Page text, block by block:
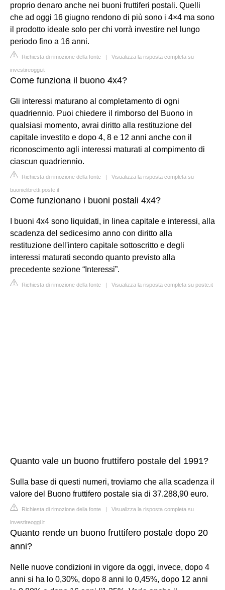
proprio denaro anche nei buoni fruttiferi postali. Quelli
che ad oggi 16 giugno rendono di più sono i 4×4 ma sono
il prodotto ideale solo per chi vorrà investire nel lungo
periodo fino a 16 anni.
Richiesta di rimozione della fonte | Visualizza la risposta completa su
investireoggi.it
Come funziona il buono 4x4?
Gli interessi maturano al completamento di ogni
quadriennio. Puoi chiedere il rimborso del Buono in
qualsiasi momento, avrai diritto alla restituzione del
capitale investito e dopo 4, 8 e 12 anni anche con il
riconoscimento agli interessi maturati al compimento di
ciascun quadriennio.
Richiesta di rimozione della fonte | Visualizza la risposta completa su
buonielibretti.poste.it
Come funzionano i buoni postali 4x4?
I buoni 4x4 sono liquidati, in linea capitale e interessi, alla
scadenza del sedicesimo anno con diritto alla
restituzione dell'intero capitale sottoscritto e degli
interessi maturati secondo quanto previsto alla
precedente sezione “Interessi”.
Richiesta di rimozione della fonte | Visualizza la risposta completa su poste.it
Quanto vale un buono fruttifero postale del 1991?
Sulla base di questi numeri, troviamo che alla scadenza il
valore del Buono fruttifero postale sia di 37.288,90 euro.
Richiesta di rimozione della fonte | Visualizza la risposta completa su
investireoggi.it
Quanto rende un buono fruttifero postale dopo 20
anni?
Nelle nuove condizioni in vigore da oggi, invece, dopo 4
anni si ha lo 0,30%, dopo 8 anni lo 0,45%, dopo 12 anni